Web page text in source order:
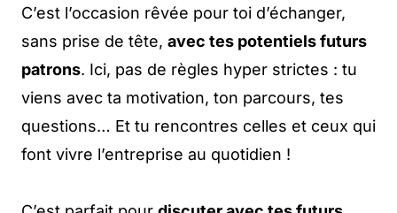
C’est l’occasion rêvée pour toi d’échanger,
sans prise de tête, avec tes potentiels futurs
patrons. Ici, pas de règles hyper strictes : tu
viens avec ta motivation, ton parcours, tes
questions… Et tu rencontres celles et ceux qui
font vivre l’entreprise au quotidien !